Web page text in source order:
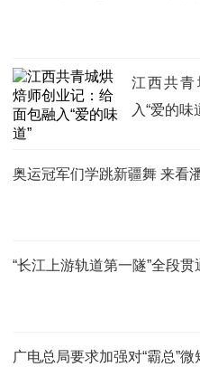
江西共青
入“爱的味
奥运冠军们学跳新疆舞 来看
“长江上游轨道第一隧”全段贯
广电总局要求加强对“霸总”